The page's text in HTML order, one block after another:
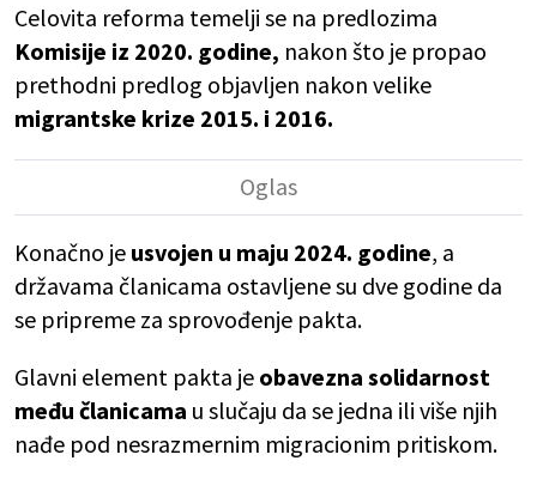
Celovita reforma temelji se na predlozima
Komisije iz 2020. godine, nakon što je propao
prethodni predlog objavljen nakon velike
migrantske krize 2015. i 2016.
Konačno je usvojen u maju 2024. godine, a
državama članicama ostavljene su dve godine da
se pripreme za sprovođenje pakta.
Glavni element pakta je obavezna solidarnost
među članicama u slučaju da se jedna ili više njih
nađe pod nesrazmernim migracionim pritiskom.